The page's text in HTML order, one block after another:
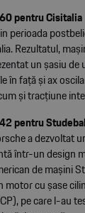
pentru Cisitalia
perioada
Rezultatul,
un șasiu de
în față și ax
și tracțiune
pentru
a dezvoltat
într-un design
de mașini
motor cu șase
pe care l-au